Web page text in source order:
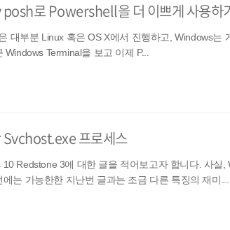
로 Powershell을 더 이쁘게 사용하
대부분 Linux 혹은 OS X에서 진행하고, Windows는
Terminal을 보고 이제 P...
프로세스
Redstone 3에 대한 글을 적어보고자 합니다. 사실,
는 가능한한 지난번 글과는 조금 다른 특징의 재미...